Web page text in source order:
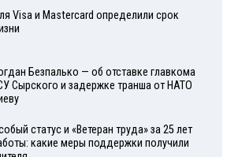
Visа и Mastercard определили срок
Безпалько — об отставке главкома
Сырского и задержке транша от НАТО
статус и «Ветеран труда» за 25 лет
какие меры поддержки получили